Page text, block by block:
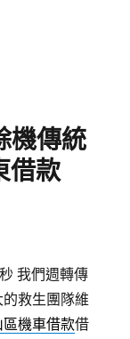
機傳統
借款
我們週轉傳
救生團隊維
區機車借款借